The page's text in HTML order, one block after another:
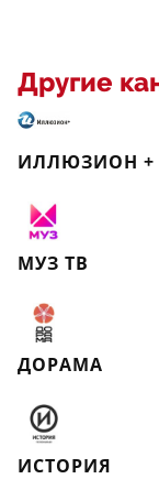
Другие
ИЛЛЮЗИОН +
МУЗ ТВ
ДОРАМА
ИСТОРИЯ